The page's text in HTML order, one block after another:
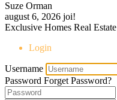
Suze Orman
august 6, 2026 joi!
Exclusive Homes Real Estate
Login
Username
Password Forget Password?